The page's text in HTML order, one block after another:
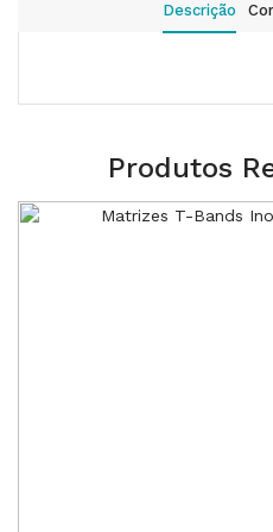
Descrição
Produtos